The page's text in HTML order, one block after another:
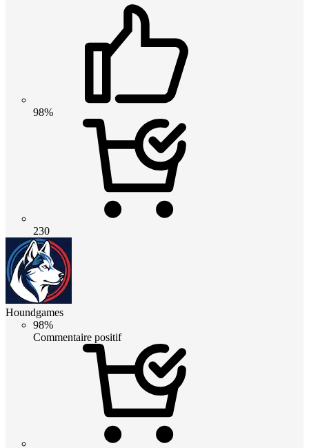
98%
230
Houndgames
98%
Commentaire positif